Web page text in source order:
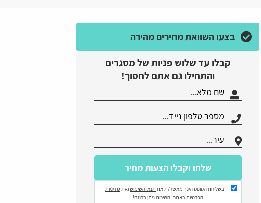
בצעו השוואת מחירים מהירה
קבלו עד שלוש פניות של מסגרים
והתחילו גם אתם לחסוך!
בשליחת הטופס הינך מאשר/ת את תנאי השימושואת מדיניות
הפרטיותבאתר. השירות ניתן בחינם!